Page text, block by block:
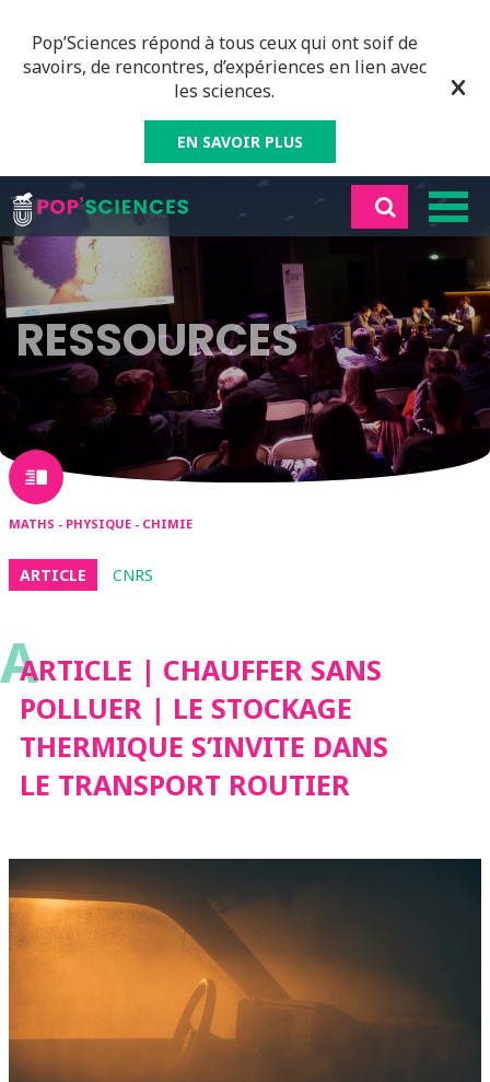
Pop’Sciences répond à tous ceux qui ont soif de
savoirs, de rencontres, d’expériences en lien avec
les sciences.
EN SAVOIR PLUS
RESSOURCES
MATHS - PHYSIQUE - CHIMIE
ARTICLE CNRS
AARTICLE | CHAUFFER SANS
POLLUER | LE STOCKAGE
THERMIQUE S’INVITE DANS
LE TRANSPORT ROUTIER